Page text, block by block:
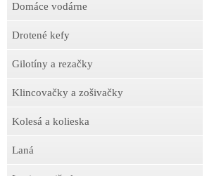
Domáce vodárne
Drotené kefy
Gilotíny a rezačky
Klincovačky a zošivačky
Kolesá a kolieska
Laná